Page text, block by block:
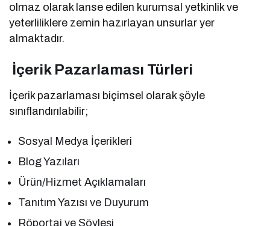
olmaz olarak lanse edilen kurumsal yetkinlik ve
yeterliliklere zemin hazırlayan unsurlar yer
almaktadır.
İçerik Pazarlaması Türleri
İçerik pazarlaması biçimsel olarak şöyle
sınıflandırılabilir;
Sosyal Medya İçerikleri
Blog Yazıları
Ürün/Hizmet Açıklamaları
Tanıtım Yazısı ve Duyurum
Röportaj ve Söyleşi